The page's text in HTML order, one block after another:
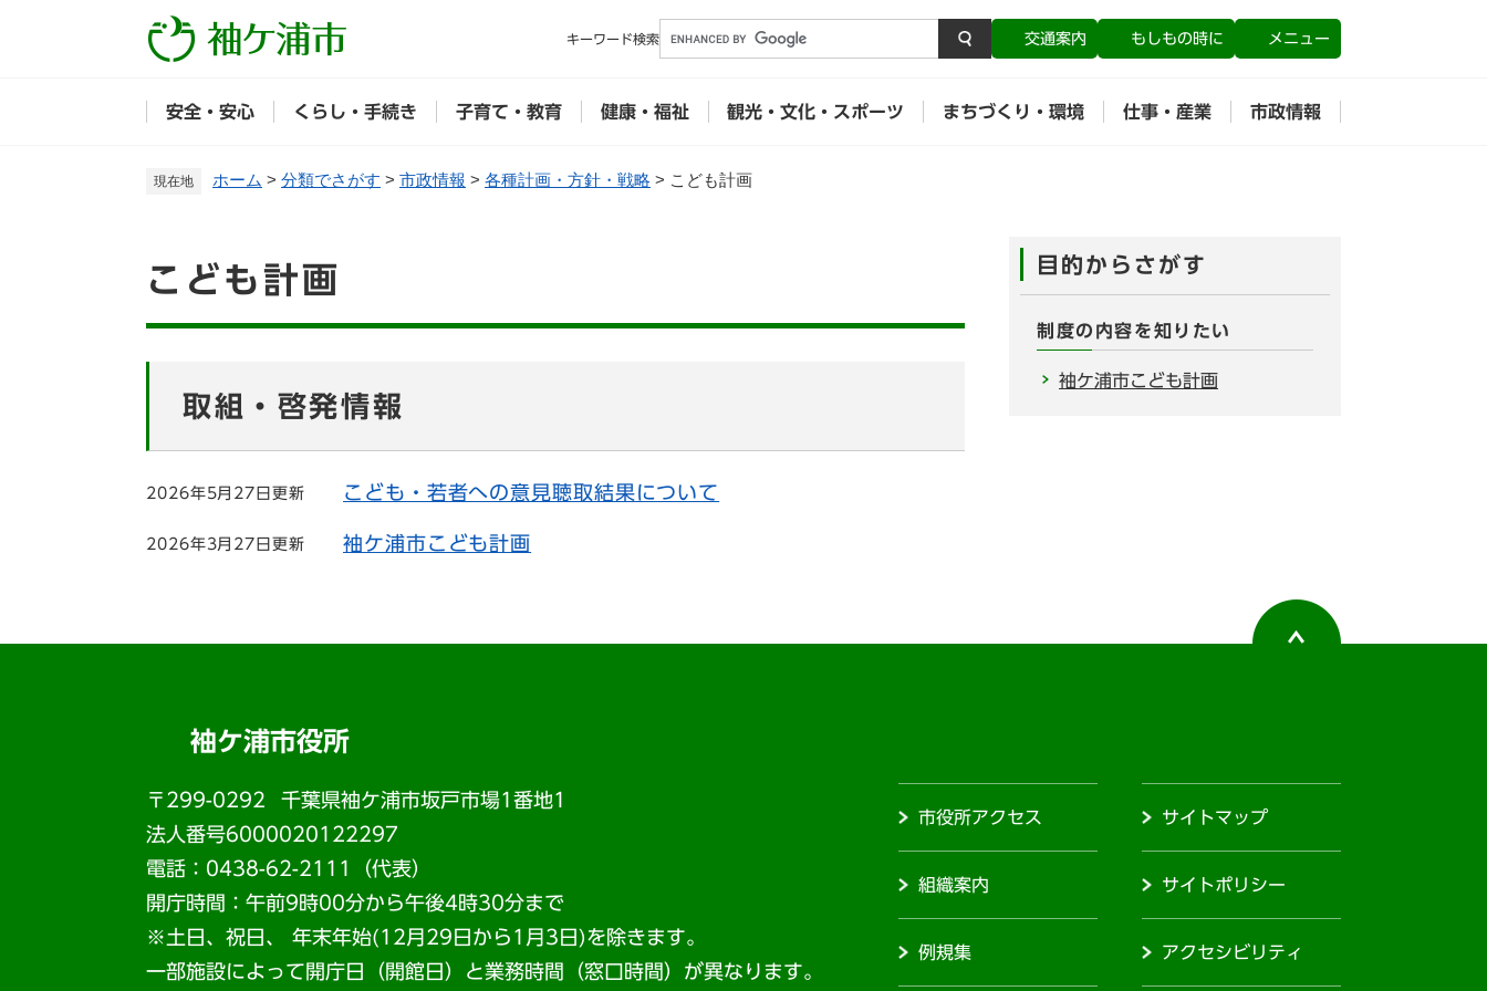
メニューを飛ばして本文へ
キーワード検索 交通案内 もしもの時に メニュー
安全・安心 くらし・手続き 子育て・教育 健康・福祉 観光・文化・スポーツ まちづくり・環境 仕事・産業 市政情報
現在地 ホーム > 分類でさがす > 市政情報 > 各種計画・方針・戦略 > こども計画
文
こども計画
取組・啓発情報
2026年5月27日更新 こども・若者への意見聴取結果について
2026年3月27日更新 袖ケ浦市こども計画
目的からさがす
制度の内容を知りたい
袖ケ浦市こども計画
袖ケ浦市役所
〒299-0292
千葉県袖ケ浦市坂戸市場1番地1
法人番号6000020122297
電話：0438-62-2111（代表）
開庁時間：午前9時00分から午後4時30分まで
※土日、祝日、 年末年始(12月29日から1月3日)を除きます。
一部施設によって開庁日（開館日）と業務時間（窓口時間）が異なります。
市役所アクセス
組織案内
例規集
サイトマップ
サイトポリシー
アクセシビリティ